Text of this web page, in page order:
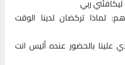
ربي
لماذا تركضان لدينا الوقت
علينا بالحضور عنده أليس انت